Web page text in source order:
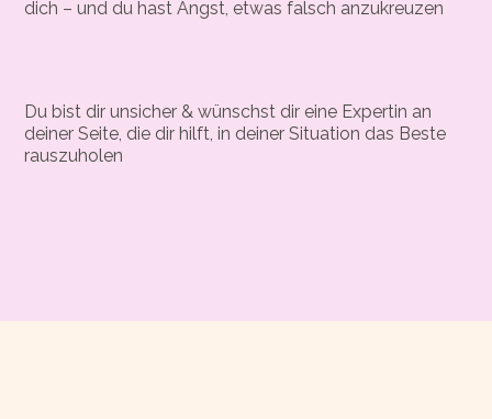
dich – und du hast Angst, etwas falsch anzukreuzen
Du bist dir unsicher & wünschst dir eine Expertin an
deiner Seite, die dir hilft, in deiner Situation das Beste
rauszuholen